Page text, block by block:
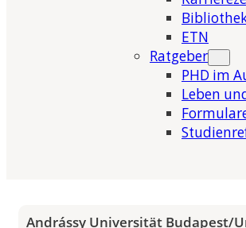
ETN
Ratgeber
PHD im
Leben
Andrássy Universität Budapest/